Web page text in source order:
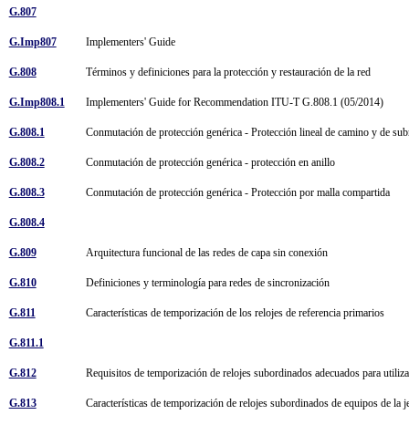
G.807
G.Imp807 Implementers' Guide
G.808 Términos y definiciones para la protección y restauración de la red
G.Imp808.1 Implementers' Guide for Recommendation ITU-T G.808.1 (05/2014)
G.808.1 Conmutación de protección genérica - Protección lineal de camino y de
G.808.2 Conmutación de protección genérica - protección en anillo
G.808.3 Conmutación de protección genérica - Protección por malla compartida
G.808.4
G.809 Arquitectura funcional de las redes de capa sin conexión
G.810 Definiciones y terminología para redes de sincronización
G.811 Características de temporización de los relojes de referencia primarios
G.811.1
G.812 Requisitos de temporización de relojes subordinados adecuados para
G.813 Características de temporización de relojes subordinados de equipos de